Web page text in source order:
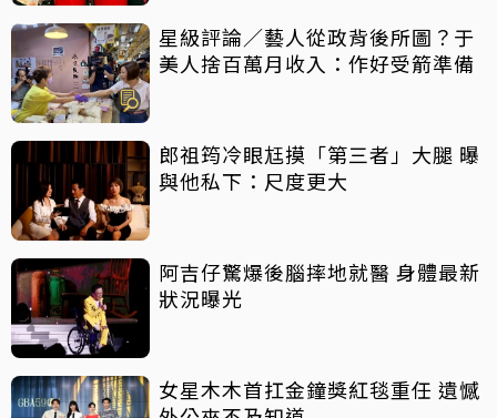
星級評論／藝人從政背後所圖？于
美人捨百萬月收入：作好受箭準備
郎祖筠冷眼尪摸「第三者」大腿 曝
與他私下：尺度更大
阿吉仔驚爆後腦摔地就醫 身體最新
狀況曝光
女星木木首扛金鐘獎紅毯重任 遺憾